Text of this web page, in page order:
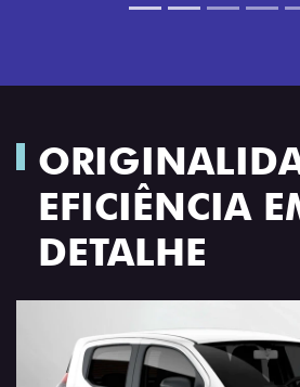
Rodas de liga leve
EFICIÊNCIA
DETALHE